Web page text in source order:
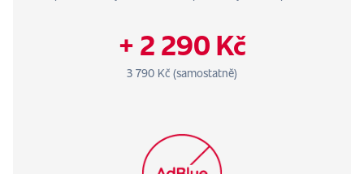
+ 2 290 Kč
3 790 Kč (samostatně)